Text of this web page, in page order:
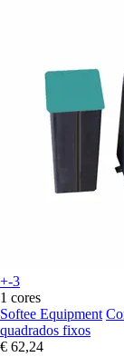
+-3
1 cores
Softee Equipment
quadrados fixos
€ 62,24